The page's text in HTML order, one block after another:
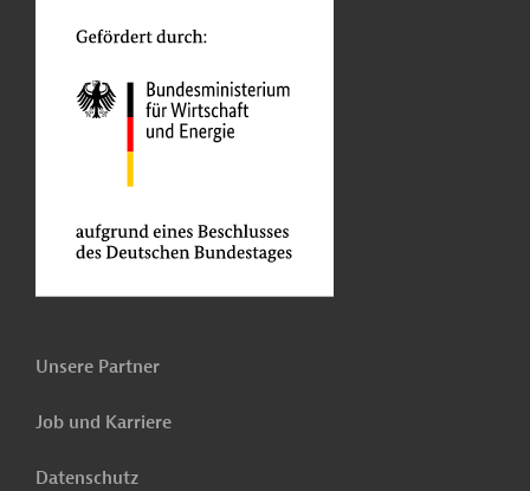
Unsere Partner
Job und Karriere
Datenschutz